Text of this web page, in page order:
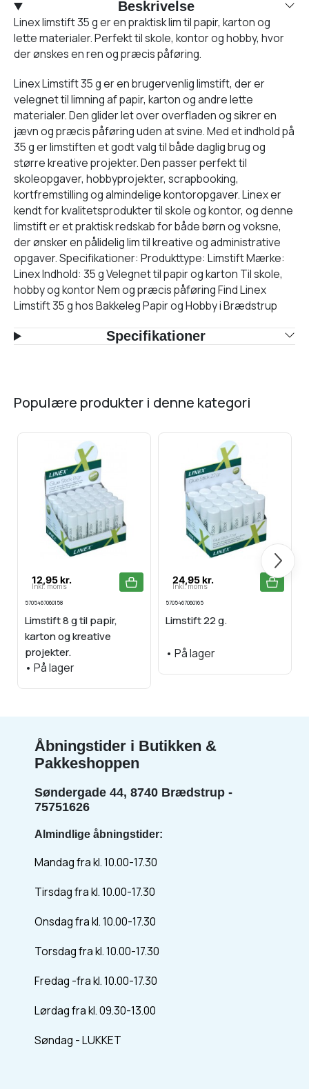
Beskrivelse
Linex limstift 35 g er en praktisk lim til papir, karton og
lette materialer. Perfekt til skole, kontor og hobby, hvor
der ønskes en ren og præcis påføring.
Linex Limstift 35 g er en brugervenlig limstift, der er
velegnet til limning af papir, karton og andre lette
materialer. Den glider let over overfladen og sikrer en
jævn og præcis påføring uden at svine. Med et indhold på
35 g er limstiften et godt valg til både daglig brug og
større kreative projekter. Den passer perfekt til
skoleopgaver, hobbyprojekter, scrapbooking,
kortfremstilling og almindelige kontoropgaver. Linex er
kendt for kvalitetsprodukter til skole og kontor, og denne
limstift er et praktisk redskab for både børn og voksne,
der ønsker en pålidelig lim til kreative og administrative
opgaver. Specifikationer: Produkttype: Limstift Mærke:
Linex Indhold: 35 g Velegnet til papir og karton Til skole,
hobby og kontor Nem og præcis påføring Find Linex
Limstift 35 g hos Bakkeleg Papir og Hobby i Brædstrup
Specifikationer
populære produkter i denne kategori
Næste
12,95 kr.
Inkl. moms
5705467060158
Limstift 8 g til papir,
karton og kreative
projekter.
• På lager
24,95 kr.
Inkl. moms
5705467060165
Limstift 22 g.
• På lager
Åbningstider i Butikken &
Pakkeshoppen
Søndergade 44, 8740 Brædstrup -
75751626
Almindlige åbningstider:
Mandag fra kl. 10.00-17.30
Tirsdag fra kl. 10.00-17.30
Onsdag fra kl. 10.00-17.30
Torsdag fra kl. 10.00-17.30
Fredag -fra kl. 10.00-17.30
Lørdag fra kl. 09.30-13.00
Søndag - LUKKET